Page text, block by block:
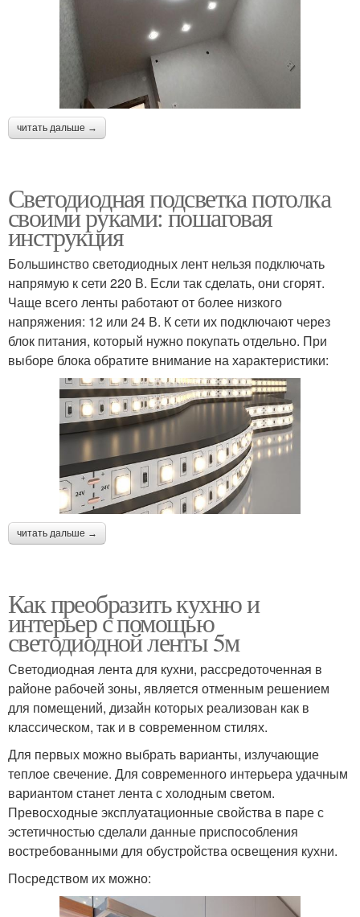
читать дальше →
Светодиодная подсветка потолка
своими руками: пошаговая
инструкция
Большинство светодиодных лент нельзя подключать
напрямую к сети 220 В. Если так сделать, они сгорят.
Чаще всего ленты работают от более низкого
напряжения: 12 или 24 В. К сети их подключают через
блок питания, который нужно покупать отдельно. При
выборе блока обратите внимание на характеристики:
читать дальше →
Как преобразить кухню и
интерьер с помощью
светодиодной ленты 5м
Светодиодная лента для кухни, рассредоточенная в
районе рабочей зоны, является отменным решением
для помещений, дизайн которых реализован как в
классическом, так и в современном стилях.
Для первых можно выбрать варианты, излучающие
теплое свечение. Для современного интерьера удачным
вариантом станет лента с холодным светом.
Превосходные эксплуатационные свойства в паре с
эстетичностью сделали данные приспособления
востребованными для обустройства освещения кухни.
Посредством их можно: